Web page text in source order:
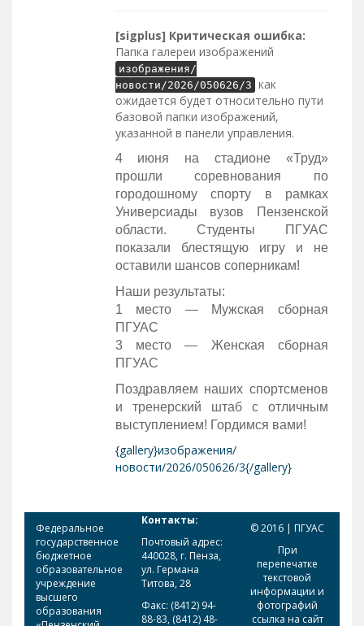
[sigplus] Критическая ошибка:
Папка галереи изображений
изображения/
новости/2026/050626/3 как
ожидается будет относительно пути
базовой папки изображений,
указанной в панели управления.
4 июня на стадионе «Труд»
прошли соревнования по
городошному спорту в рамках
Универсиады вузов Пензенской
области. Студенты ПГУАС
показали блестящую игру и не
оставили шансов соперникам!
Наши результаты:
1 место — Мужская сборная
ПГУАС
3 место — Женская сборная
ПГУАС
Поздравляем наших спортсменов
и тренерский штаб с отличным
выступлением! Гордимся вами!
{gallery}изображения/
новости/2026/050626/3{/gallery}
Федеральное
государственное
бюджетное
образовательное
учреждение
высшего
образования
Контакты:
Почтовый адрес:
440028, г. Пенза,
ул. Германа
Титова, 28
Факс: (8412) 94-
88-83, (8412) 48-
© 2016 | ПГУАС
При
перепечатке
текстовой
информации и
фотографий
ссылка на сайт